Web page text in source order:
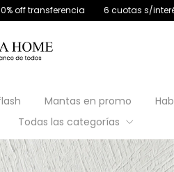
6 cuotas s/interés sin mínimo de
Mantas en promo
Todas las categorías